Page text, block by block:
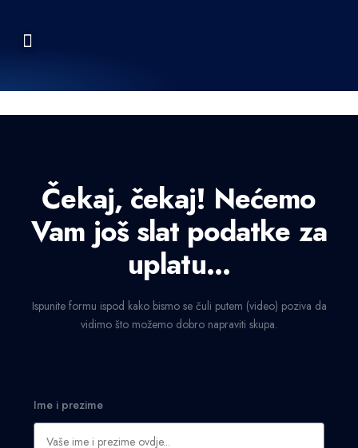
Čekaj, čekaj! Nećemo
Vam još slat podatke za
uplatu...
Ispunite formu ispod kako bismo se čuli putem (video) poziva da
vidimo što možemo dobro napraviti skupa.
Ime i prezime